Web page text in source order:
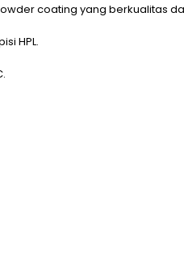
coating yang berkualitas
HPL.